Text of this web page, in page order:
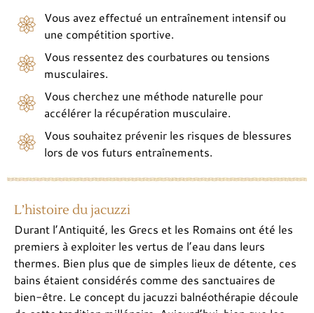
Vous avez effectué un entraînement intensif ou
une compétition sportive.
Vous ressentez des courbatures ou tensions
musculaires.
Vous cherchez une méthode naturelle pour
accélérer la récupération musculaire.
Vous souhaitez prévenir les risques de blessures
lors de vos futurs entraînements.
L’histoire du jacuzzi
Durant l’Antiquité, les Grecs et les Romains ont été les
premiers à exploiter les vertus de l’eau dans leurs
thermes. Bien plus que de simples lieux de détente, ces
bains étaient considérés comme des sanctuaires de
bien-être. Le concept du jacuzzi balnéothérapie découle